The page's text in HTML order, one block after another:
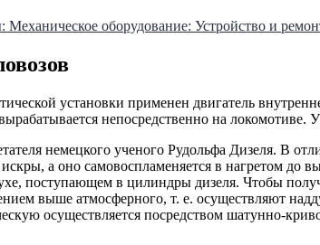
Механическое оборудование: Устройство и
установки применен двигатель
непосредственно на локомотиве.
немецкого ученого Рудольфа Дизеля. В
а оно самовоспламеняется в нагретом до
поступающем в цилиндры дизеля. Чтобы
выше атмосферного, т. е. осуществляют
осуществляется посредством шатунно-